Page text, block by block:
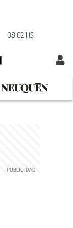
08:02 HS